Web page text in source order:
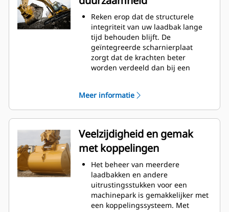
Het brandstofverbruik is het
hoogst tijdens het graven. Cat-
laadbakken zijn ontworpen om
snel door materiaal te snijden en
de algehele operationele
efficiëntie van uw machine te
verbeteren.
tijd. De vorm van de laadbak en de
Reken erop dat de structurele
integriteit van uw laadbak lange
tijd behouden blijft. De
geïntegreerde scharnierplaat
zorgt dat de krachten beter
worden verdeeld dan bij een
van schuurbestendig staal met
hoge sterkte, vooral bij
componenten die blootstaan aan
overmatige slijtage.
Bescherm de belangrijkste
gedeelten van uw laadbak die het
meest blootstaan aan slijtage met
Cat® graafgereedschap (GET:
Ground Engaging Tools).
Hogere productie in veeleisende
toepassingen, betere penetratie in
Meer informatie
Veelzijdigheid en gemak
met koppelingen
Het beheer van meerdere
laadbakken en andere
uitrustingsstukken voor een
machinepark is gemakkelijker met
een koppelingssysteem. Met